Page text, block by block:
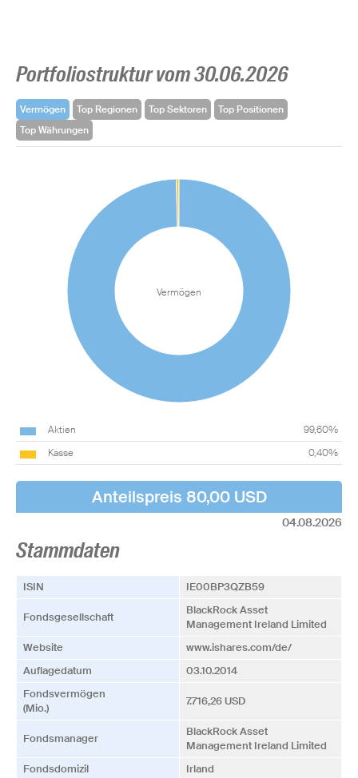
Portfoliostruktur vom 30.06.2026
Vermögen Top Regionen Top Sektoren
Top Positionen
Top Währungen
Vermögen
Aktien
99,60%
Kasse
0,40%
Anteilspreis 80,00 USD
04.08.2026
Stammdaten
ISIN IE00BP3QZB59
Fonds­­gesellschaft
BlackRock Asset
Management Ireland Limited
Website
www.ishares.com/de/
Auflagedatum
03.10.2014
Fonds­vermögen
(Mio.)
7.716,26 USD
Fonds­manager
BlackRock Asset
Management Ireland Limited
Fonds­domizil
Irland